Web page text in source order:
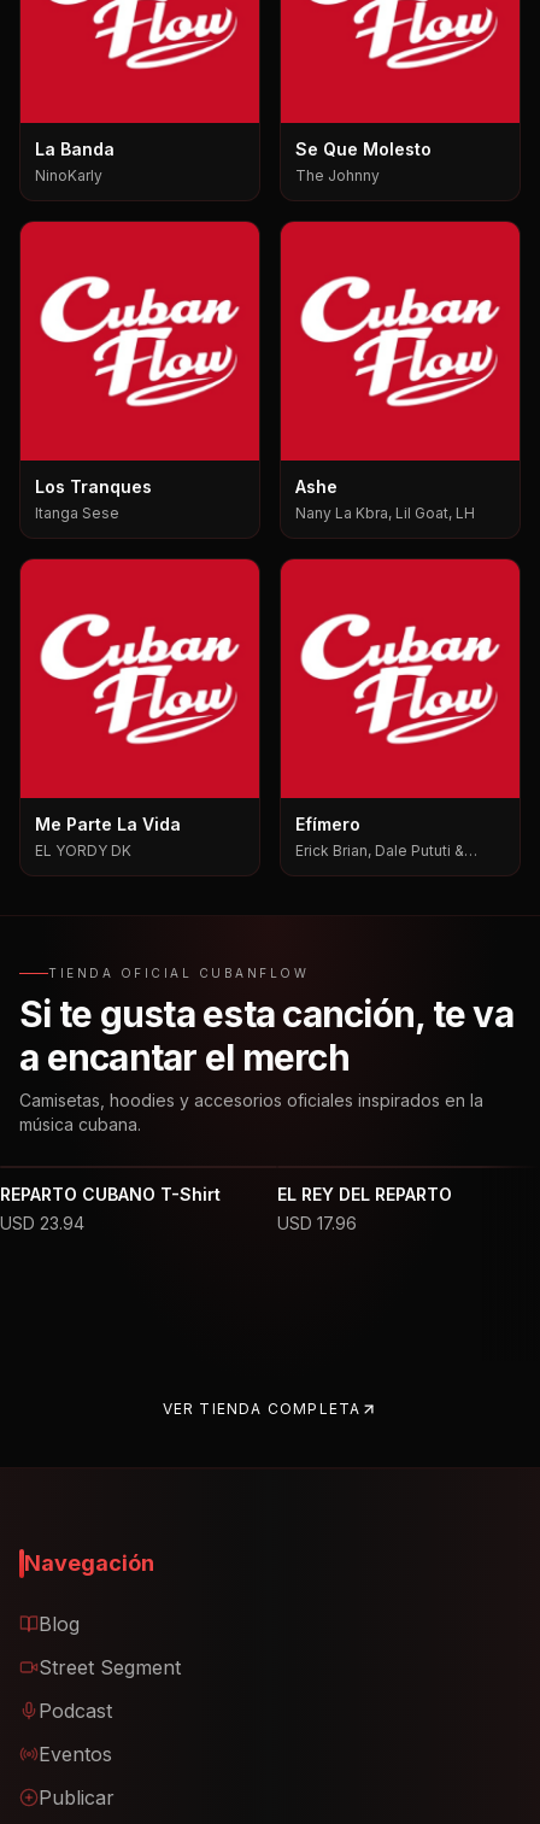
La Banda
NinoKarly
Se Que Molesto
The Johnny
Los Tranques
Itanga Sese
Ashe
Nany La Kbra, Lil Goat, LH
Me Parte La Vida
EL YORDY DK
Efímero
Erick Brian, Dale Pututi &
TIENDA OFICIAL CUBANFLOW
Si te gusta esta canción, te va
a encantar el merch
Camisetas, hoodies y accesorios oficiales inspirados en la
música cubana.
REPARTO CUBANO T-Shirt
USD 23.94
EL REY DEL REPARTO
USD 17.96
VER TIENDA COMPLETA
Navegación
Blog
Street Segment
Podcast
Eventos
Publicar